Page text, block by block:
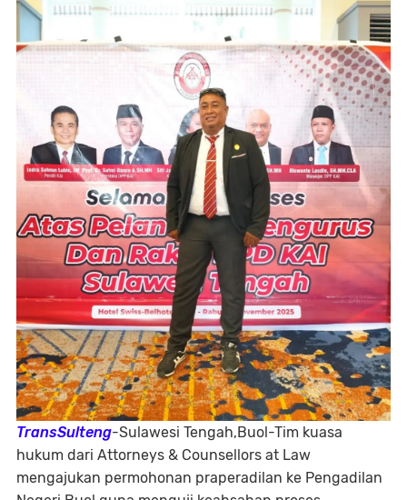
TransSulteng-Sulawesi Tengah,Buol-Tim kuasa
hukum dari Attorneys & Counsellors at Law
mengajukan permohonan praperadilan ke Pengadilan